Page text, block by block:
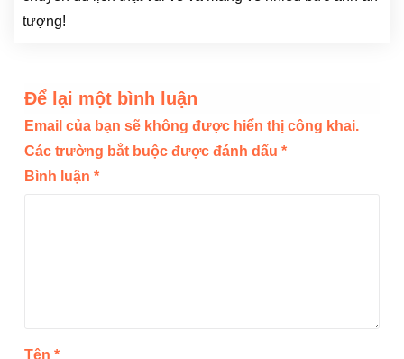
tượng!
Để lại một bình luận
Email của bạn sẽ không được hiển thị công khai.
Các trường bắt buộc được đánh dấu *
Bình luận *
Tên *